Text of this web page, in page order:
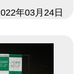
年03月24日